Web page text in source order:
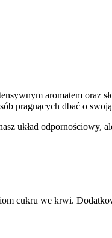
aromatem oraz
pragnących dbać o
układ odpornościowy,
cukru we krwi.